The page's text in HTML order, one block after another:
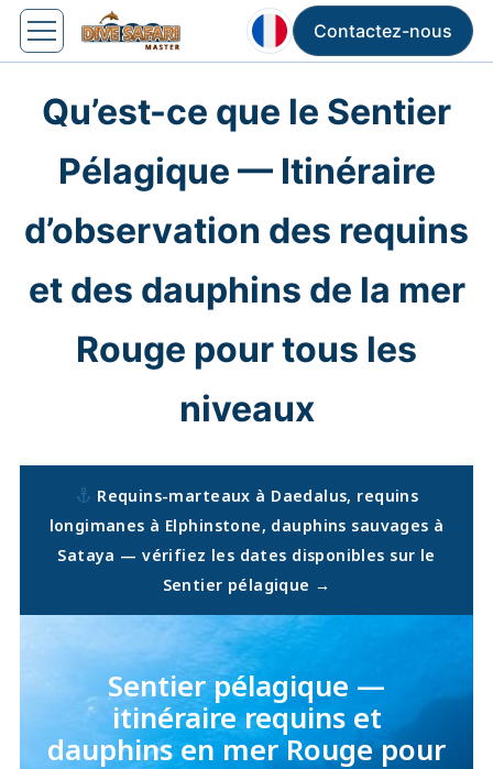
Contactez-nous
Qu’est-ce que le Sentier
Pélagique — Itinéraire
d’observation des requins
et des dauphins de la mer
Rouge pour tous les
niveaux
Requins-marteaux à Daedalus, requins
longimanes à Elphinstone, dauphins sauvages à
Sataya — vérifiez les dates disponibles sur le
Sentier pélagique →
Sentier pélagique —
itinéraire requins et
dauphins en mer Rouge pour